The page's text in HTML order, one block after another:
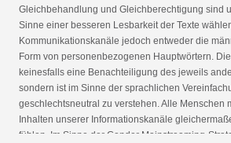
Gleichbehandlung und Gleichberechtigung sind
Sinne einer besseren Lesbarkeit der Texte
Kommunikationskanäle jedoch entweder die
Form von personenbezogenen Hauptwörtern.
keinesfalls eine Benachteiligung des jeweils
sondern ist im Sinne der sprachlichen
geschlechtsneutral zu verstehen. Alle Menschen
Inhalten unserer Informationskanäle
fühlen. Im Sinne der Gender Mainstreaming-